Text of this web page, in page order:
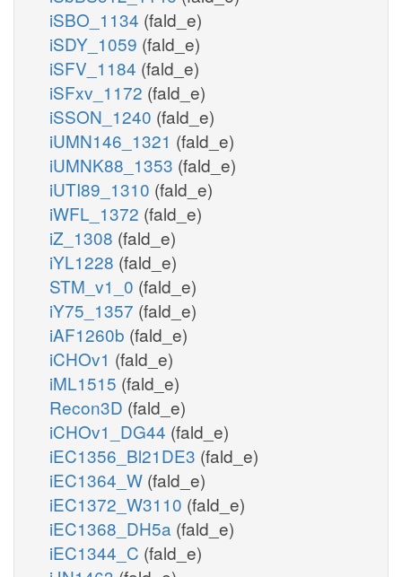
iSBO_1134 (fald_e)
iSDY_1059 (fald_e)
iSFV_1184 (fald_e)
iSFxv_1172 (fald_e)
iSSON_1240 (fald_e)
iUMN146_1321 (fald_e)
iUMNK88_1353 (fald_e)
iUTI89_1310 (fald_e)
iWFL_1372 (fald_e)
iZ_1308 (fald_e)
iYL1228 (fald_e)
STM_v1_0 (fald_e)
iY75_1357 (fald_e)
iAF1260b (fald_e)
iCHOv1 (fald_e)
iML1515 (fald_e)
Recon3D (fald_e)
iCHOv1_DG44 (fald_e)
iEC1356_Bl21DE3 (fald_e)
iEC1364_W (fald_e)
iEC1372_W3110 (fald_e)
iEC1368_DH5a (fald_e)
iEC1344_C (fald_e)